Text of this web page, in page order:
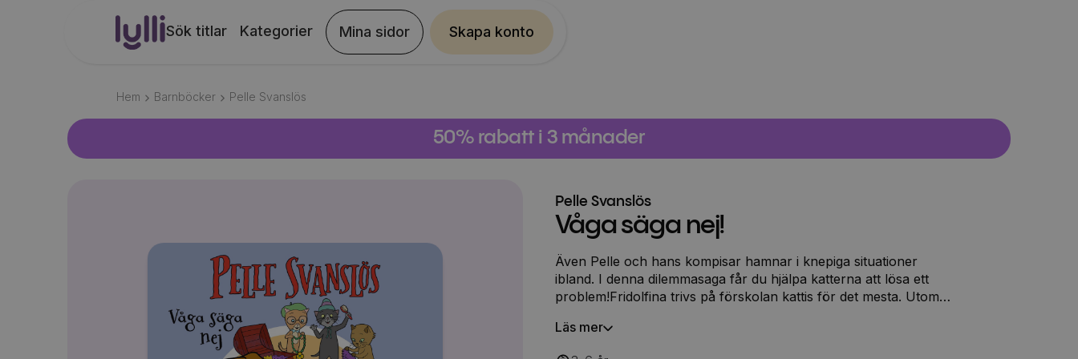
Sök titlar Kategorier Mina sidor Skapa konto
Hem Barnböcker Pelle Svanslös
50% rabatt i 3 månader
Pelle Svanslös
Våga säga nej!
Även Pelle och hans kompisar hamnar i knepiga situationer
ibland. I denna dilemmasaga får du hjälpa katterna att lösa ett
problem!Fridolfina trivs på förskolan kattis för det mesta. Utom
ta på henne. Men hon vågar inte säga ifrån, så hon gömmer sig
Läs mer